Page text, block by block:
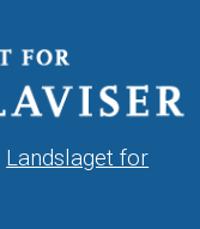
Landslaget for